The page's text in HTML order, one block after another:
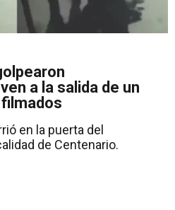
a la salida de un
en la puerta del
de Centenario.